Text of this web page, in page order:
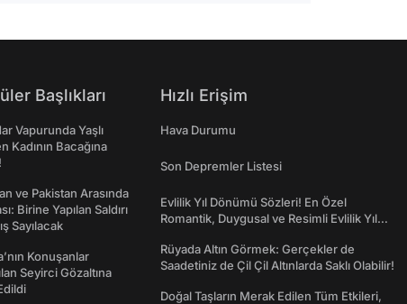
Başlıkları
Vapurunda Yaşlı
Kadının Bacağına
ve Pakistan Arasında
Birine Yapılan Saldırı
Sayılacak
Konuşanlar
Seyirci Gözaltına
Hızlı Erişim
Hava Durumu
Son Depremler Listesi
Evlilik Yıl Dönümü Sözleri! En Özel
Romantik, Duygusal ve Resimli Evlilik Yıl
Rüyada Altın Görmek: Gerçekler de
Saadetiniz de Çil Çil Altınlarda Saklı Olabilir!
Doğal Taşların Merak Edilen Tüm Etkileri,